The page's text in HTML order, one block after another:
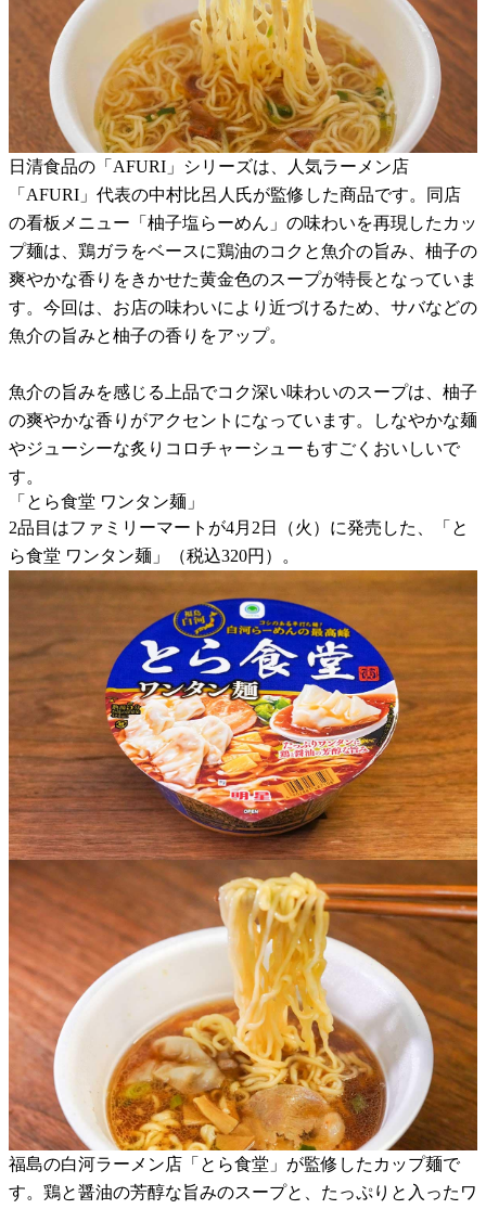
日清食品の「AFURI」シリーズは、人気ラーメン店
「AFURI」代表の中村比呂人氏が監修した商品です。同店
の看板メニュー「柚子塩らーめん」の味わいを再現したカッ
プ麺は、鶏ガラをベースに鶏油のコクと魚介の旨み、柚子の
爽やかな香りをきかせた黄金色のスープが特長となっていま
す。今回は、お店の味わいにより近づけるため、サバなどの
魚介の旨みと柚子の香りをアップ。
魚介の旨みを感じる上品でコク深い味わいのスープは、柚子
の爽やかな香りがアクセントになっています。しなやかな麺
やジューシーな炙りコロチャーシューもすごくおいしいで
す。
「とら食堂 ワンタン麺」
2品目はファミリーマートが4月2日（火）に発売した、「と
ら食堂 ワンタン麺」（税込320円）。
福島の白河ラーメン店「とら食堂」が監修したカップ麺で
す。鶏と醤油の芳醇な旨みのスープと、たっぷりと入ったワ